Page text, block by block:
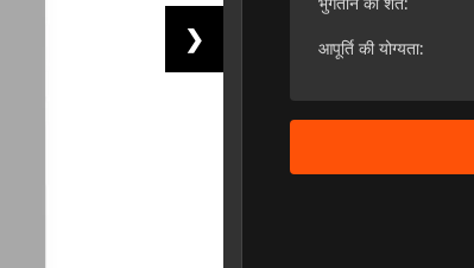
❯
भुगतान की शर्तें:
आपूर्ति की योग्यता: